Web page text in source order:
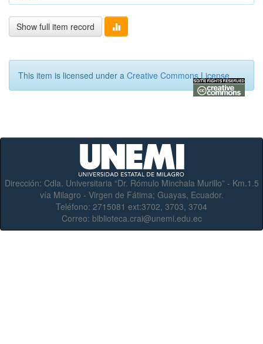
Show full item record
This item is licensed under a Creative Commons License
Dirección: Cdla. Universitaria “Dr. Rómulo Minchala Murillo” - Km.1.5
vía Milagro - Virgen de Fátima; Guayas, Ecuador.
Teléfono: 2715081 ext:3702, 3703, 3704
Correo: biblioteca.crai@unemi.edu.ec